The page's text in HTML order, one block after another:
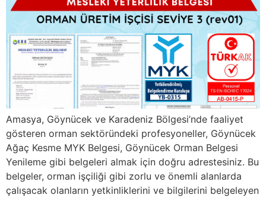
Amasya, Göynücek ve Karadeniz Bölgesi’nde faaliyet
gösteren orman sektöründeki profesyoneller, Göynücek
Ağaç Kesme MYK Belgesi, Göynücek Orman Belgesi
Yenileme gibi belgeleri almak için doğru adrestesiniz. Bu
belgeler, orman işçiliği gibi zorlu ve önemli alanlarda
çalışacak olanların yetkinliklerini ve bilgilerini belgeleyen